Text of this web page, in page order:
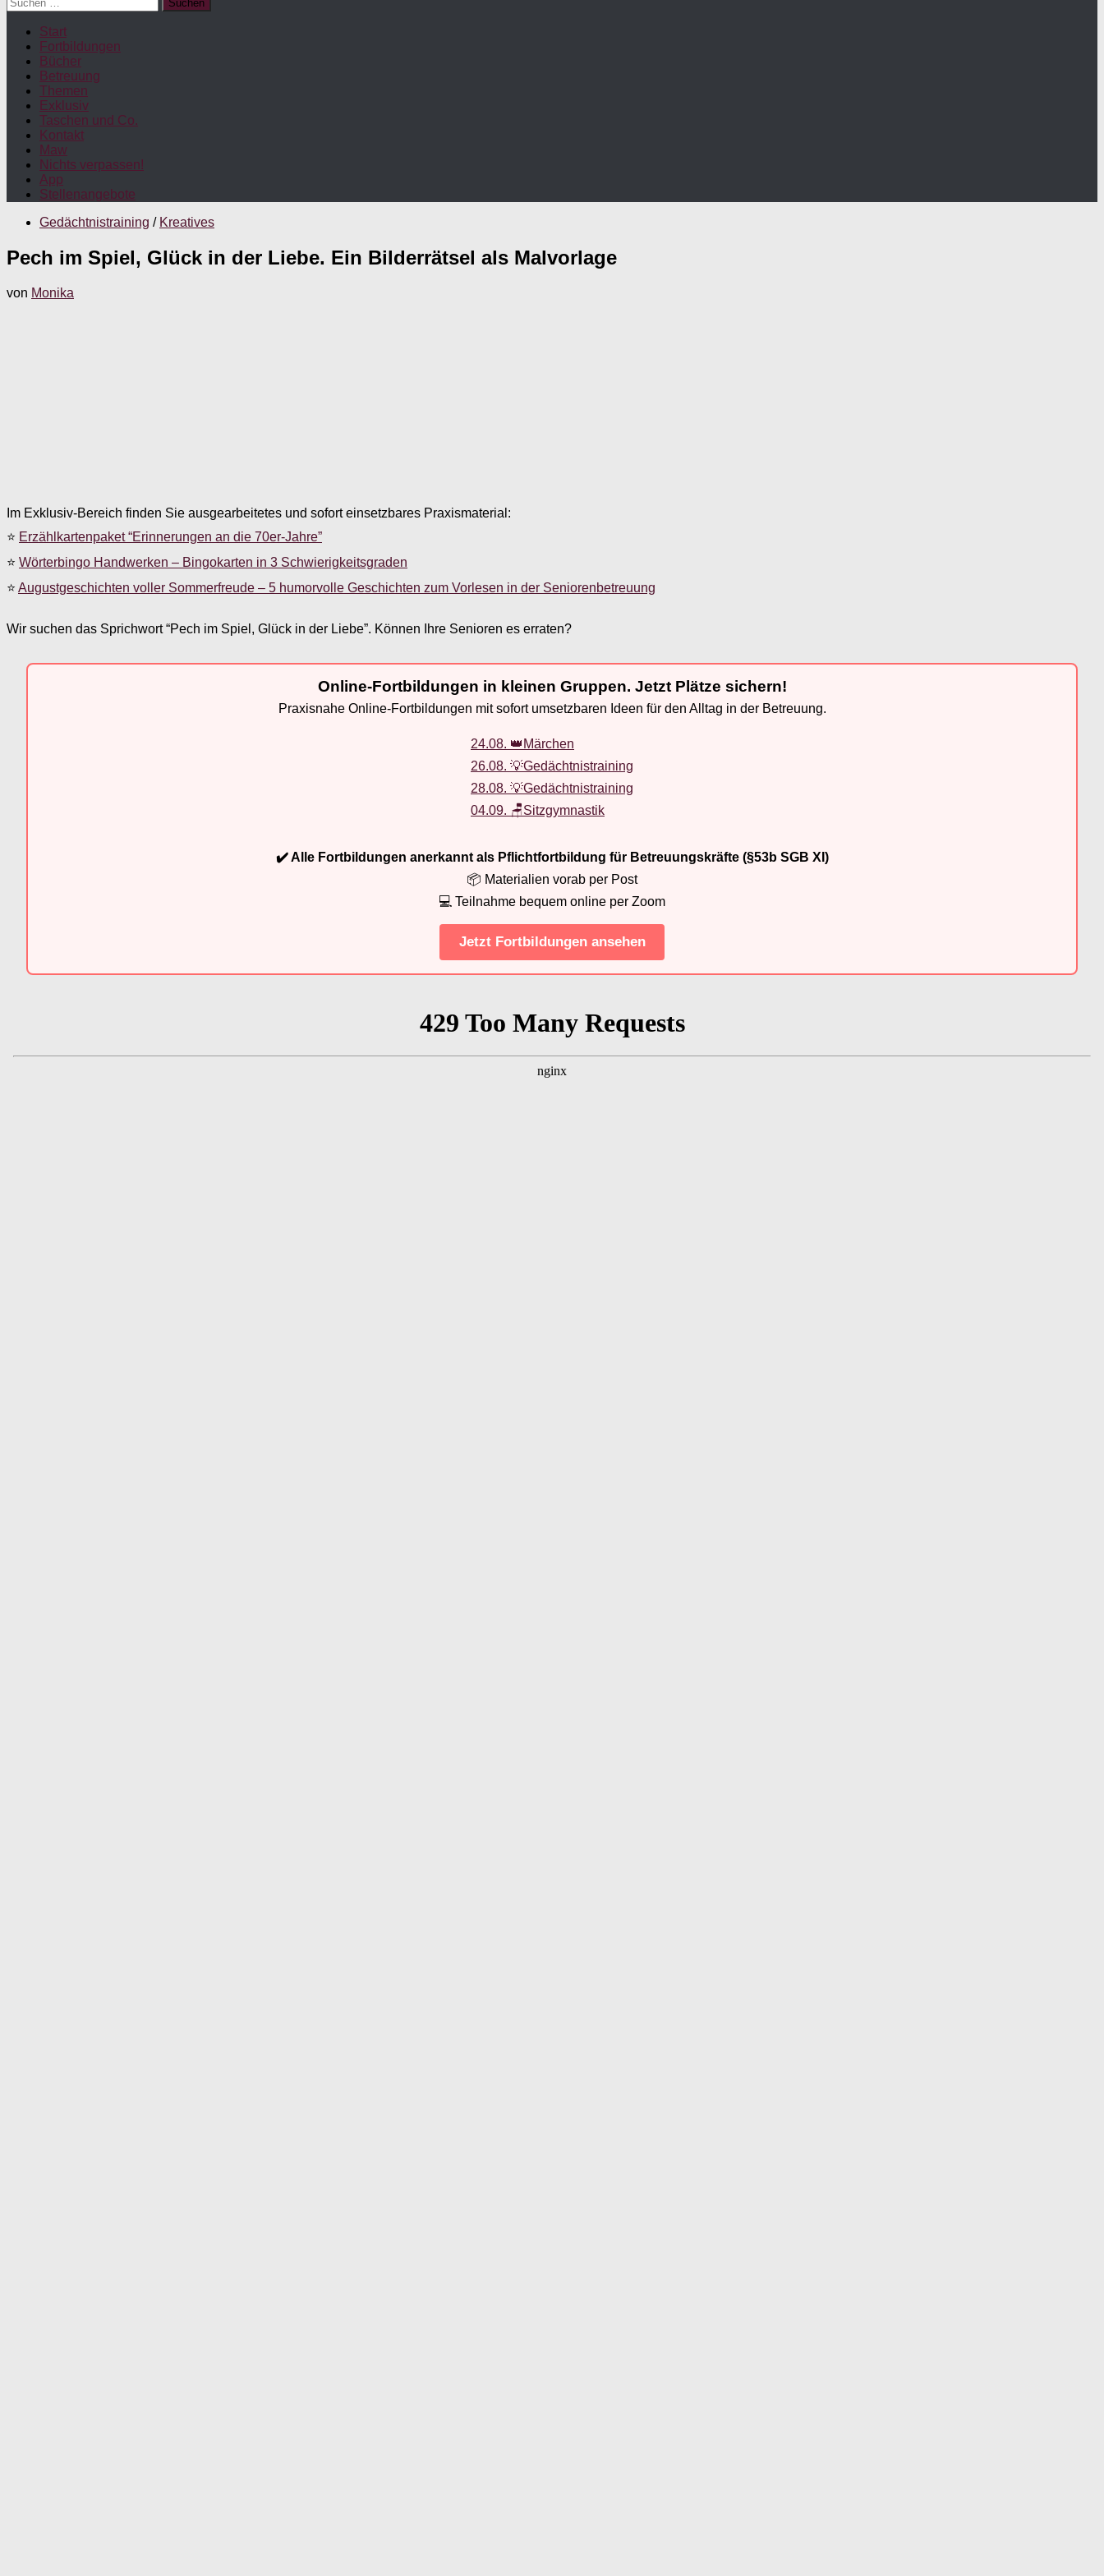
nach:
Start
Fortbildungen
Bücher
Betreuung
Themen
Exklusiv
Taschen und Co.
Kontakt
Maw
Nichts verpassen!
App
Stellenangebote
Gedächtnistraining / Kreatives
Pech im Spiel, Glück in der Liebe. Ein Bilderrätsel als Malvorlage
von Monika
Im Exklusiv-Bereich finden Sie ausgearbeitetes und sofort einsetzbares Praxismaterial:
⭐ Erzählkartenpaket “Erinnerungen an die 70er-Jahre”
⭐ Wörterbingo Handwerken – Bingokarten in 3 Schwierigkeitsgraden
⭐ Augustgeschichten voller Sommerfreude – 5 humorvolle Geschichten zum Vorlesen in der Seniorenbetreuung
Wir suchen das Sprichwort “Pech im Spiel, Glück in der Liebe”. Können Ihre Senioren es erraten?
Online-Fortbildungen in kleinen Gruppen. Jetzt Plätze sichern!
Praxisnahe Online-Fortbildungen mit sofort umsetzbaren Ideen für den Alltag in der Betreuung.
24.08. 👑Märchen
26.08. 💡Gedächtnistraining
28.08. 💡Gedächtnistraining
04.09. 🪑Sitzgymnastik
✔️ Alle Fortbildungen anerkannt als Pflichtfortbildung für Betreuungskräfte (§53b SGB XI)
📦 Materialien vorab per Post
💻 Teilnahme bequem online per Zoom
Jetzt Fortbildungen ansehen